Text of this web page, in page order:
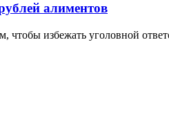
алиментов
избежать уголовной